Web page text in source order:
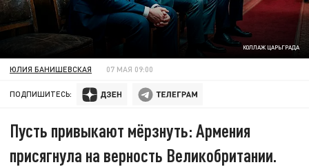
КОЛЛАЖ ЦАРЬГРАДА
ЮЛИЯ БАНИШЕВСКАЯ 07 МАЯ 09:00
ПОДПИШИТЕСЬ:
Пусть привыкают мёрзнуть: Армения
присягнула на верность Великобритании.